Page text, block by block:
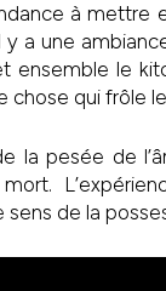
à
y a une
ensemble le
chose qui frôle
la pesée de
de la